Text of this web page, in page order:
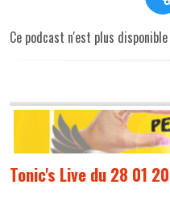
Ce podcast n'est plus
Tonic's Live du 28 01